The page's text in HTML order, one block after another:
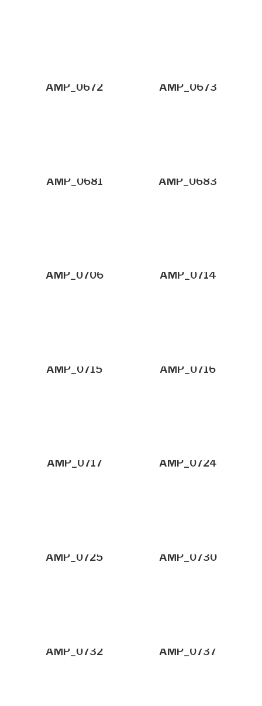
AMP_0672 AMP_0673
AMP_0681 AMP_0683
AMP_0706 AMP_0714
AMP_0715 AMP_0716
AMP_0717 AMP_0724
AMP_0725 AMP_0730
AMP_0732 AMP_0737